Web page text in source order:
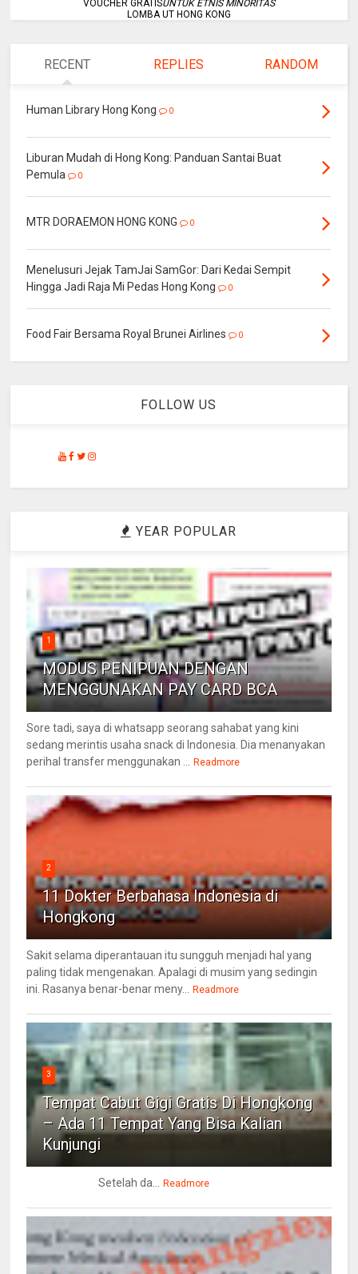
VOUCHER GRATISUNTUK ETNIS MINORITAS
LOMBA UT HONG KONG
RECENT REPLIES RANDOM
Human Library Hong Kong 0
Liburan Mudah di Hong Kong: Panduan Santai Buat
Pemula
0
MTR DORAEMON HONG KONG 0
Menelusuri Jejak TamJai SamGor: Dari Kedai Sempit
Hingga Jadi Raja Mi Pedas Hong Kong
0
Food Fair Bersama Royal Brunei Airlines 0
FOLLOW US
YEAR POPULAR
1
MODUS PENIPUAN DENGAN
MENGGUNAKAN PAY CARD BCA
Sore tadi, saya di whatsapp seorang sahabat yang kini
sedang merintis usaha snack di Indonesia. Dia menanyakan
perihal transfer menggunakan ... Readmore
2
11 Dokter Berbahasa Indonesia di
Hongkong
Sakit selama diperantauan itu sungguh menjadi hal yang
paling tidak mengenakan. Apalagi di musim yang sedingin
ini. Rasanya benar-benar meny... Readmore
3
Tempat Cabut Gigi Gratis Di Hongkong
– Ada 11 Tempat Yang Bisa Kalian
Kunjungi
Setelah da... Readmore